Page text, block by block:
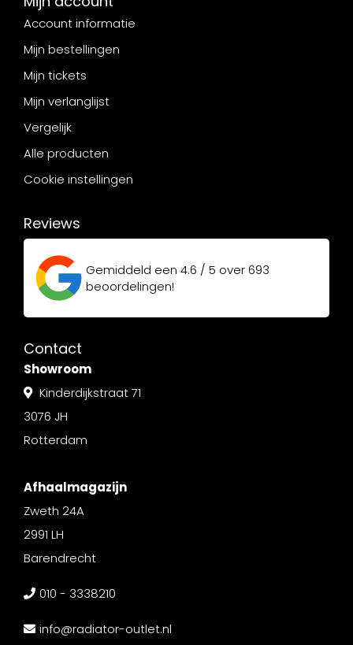
Account informatie
Mijn bestellingen
Mijn tickets
Mijn verlanglijst
Vergelijk
Alle producten
Cookie instellingen
Reviews
Gemiddeld een 4.6 / 5 over693
beoordelingen!
Contact
Showroom
Kinderdijkstraat 71
3076 JH
Rotterdam
Afhaalmagazijn
Zweth 24A
2991 LH
Barendrecht
010 - 3338210
info@radiator-outlet.nl